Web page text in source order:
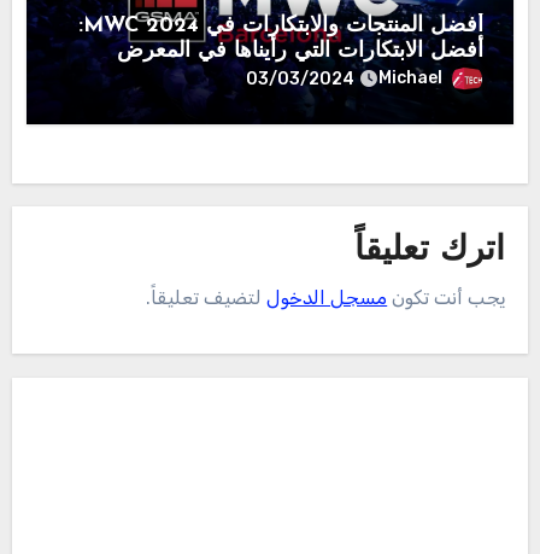
أفضل المنتجات والابتكارات في MWC 2024:
أفضل الابتكارات التي رأيناها في المعرض
Michael
03/03/2024
اترك تعليقاً
يجب أنت تكون مسجل الدخوللتضيف تعليقاً.